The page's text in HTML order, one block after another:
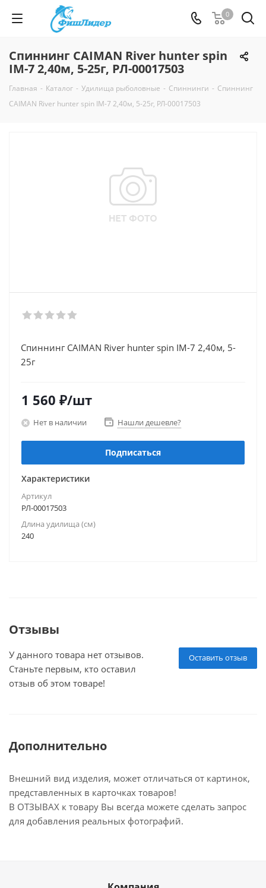
0
Спиннинг CAIMAN River hunter spin
IM-7 2,40м, 5-25г, РЛ-00017503
Главная - Каталог - Удилища рыболовные - Спиннинги - Спиннинг
CAIMAN River hunter spin IM-7 2,40м, 5-25г, РЛ-00017503
Спиннинг CAIMAN River hunter spin IM-7 2,40м, 5-
25г
1 560 ₽/шт
Нет в наличии Нашли дешевле?
Подписаться
Характеристики
Артикул
РЛ-00017503
Длина удилища (см)
240
Отзывы
Оставить отзыв
У данного товара нет отзывов.
Станьте первым, кто оставил
отзыв об этом товаре!
Дополнительно
Внешний вид изделия, может отличаться от картинок,
представленных в карточках товаров!
В ОТЗЫВАХ к товару Вы всегда можете сделать запрос
для добавления реальных фотографий.